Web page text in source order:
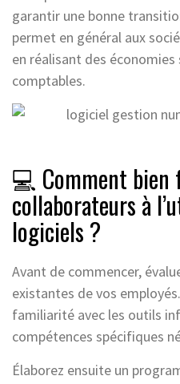
garantir une bonne
permet en général aux
en réalisant des
comptables.
💻 Comment bien
collaborateurs à
logiciels ?
Avant de commencer,
existantes de vos
familiarité avec les outils
compétences spécifiques
Élaborez ensuite un